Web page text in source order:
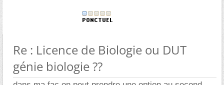
Re : Licence de Biologie ou DUT
génie biologie ??